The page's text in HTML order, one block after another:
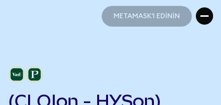
METAMASK'I EDİNİN